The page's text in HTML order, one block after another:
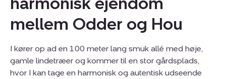
mellem Odder og Hou
I kører op ad en 100 meter lang smuk allé med høje,
gamle lindetræer og kommer til en stor gårdsplads,
hvor I kan tage en harmonisk og autentisk udseende